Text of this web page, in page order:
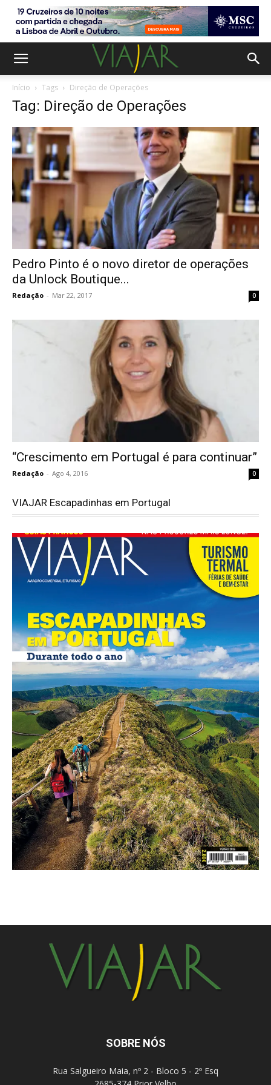
Início Tags Direção de Operações
Tag: Direção de Operações
Pedro Pinto é o novo diretor de operações
da Unlock Boutique...
Redação - Mar 22, 2017 0
“Crescimento em Portugal é para continuar”
Redação - Ago 4, 2016 0
VIAJAR Escapadinhas em Portugal
SOBRE NÓS
Rua Salgueiro Maia, nº 2 - Bloco 5 - 2º Esq